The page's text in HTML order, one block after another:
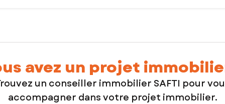
avez un projet
un conseiller immobilier SAFTI pour
accompagner dans votre projet immobilier.